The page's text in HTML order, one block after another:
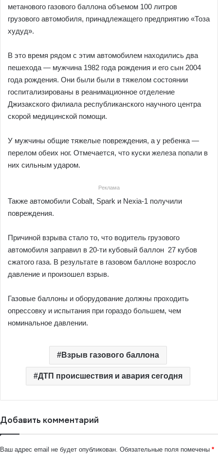
метанового газового баллона объемом 100 литров
грузового автомобиля, принадлежащего предприятию «Тоза
худуд».
В это время рядом с этим автомобилем находились два
пешехода — мужчина 1982 года рождения и его сын 2004
года рождения. Они были были в тяжелом состоянии
госпитализированы в реанимационное отделение
Джизакского филиала республиканского научного центра
скорой медицинской помощи.
У мужчины общие тяжелые повреждения, а у ребенка —
перелом обеих ног. Отмечается, что куски железа попали в
них сильным ударом.
Реклама
Также автомобили Cobalt, Spark и Nexia-1 получили
повреждения.
Причиной взрыва стало то, что водитель грузового
автомобиля заправил в 20-ти кубовый баллон 27 кубов
сжатого газа. В результате в газовом баллоне возросло
давление и произошел взрыв.
Газовые баллоны и оборудование должны проходить
опрессовку и испытания при гораздо большем, чем
номинальное давлении.
Взрыв газового баллона
ДТП происшествия и авария сегодня
Добавить комментарий
Ваш адрес email не будет опубликован. Обязательные поля помечены *